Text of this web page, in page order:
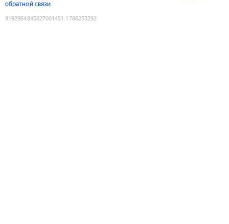
обратной связи
9192964845827001451 :1786253292